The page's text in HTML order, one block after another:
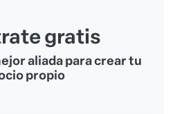
gratis
aliada para crear tu
propio